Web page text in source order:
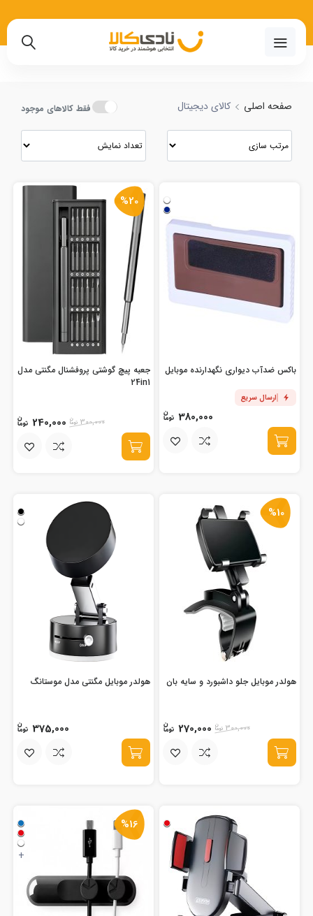
مقایسه انواع کالای دیجیتال با بهترین قیمت
صفحه اصلی کالای دیجیتال فقط کالاهای موجود
باکس ضدآب دیواری نگهدارنده موبایل
ارسال سریع
380,000
%20
جعبه پیچ گوشتی پروفشنال مگنتی مدل
24in1
300,000
240,000
%10
هولدر موبایل جلو داشبورد و سایه بان
300,000
270,000
هولدر موبایل مگنتی مدل موستانگ
375,000
%16
+